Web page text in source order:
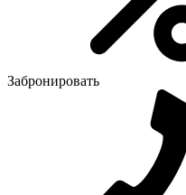
Забронировать